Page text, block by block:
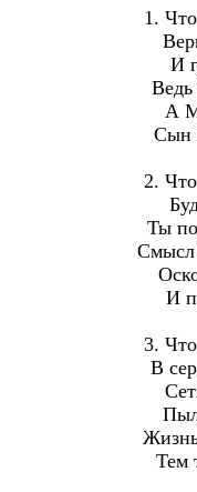
1.
И
А
Сын
2.
Ты
Смысл
И
3.
В
Тем